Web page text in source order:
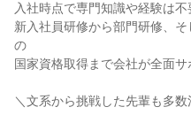
入社時点で専門知識や経験は不
新入社員研修から部門研修、
の
国家資格取得まで会社が全面サ
＼文系から挑戦した先輩も多数